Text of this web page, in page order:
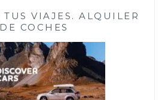
VIAJES. ALQUILER
DE COCHES